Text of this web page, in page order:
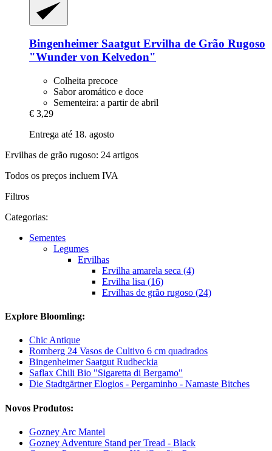
Bingenheimer Saatgut Ervilha de Grão Rugoso
"Wunder von Kelvedon"
Colheita precoce
Sabor aromático e doce
Sementeira: a partir de abril
€ 3,29
Entrega até 18. agosto
Ervilhas de grão rugoso: 24 artigos
Todos os preços incluem IVA
Filtros
Categorias:
Sementes
Legumes
Ervilhas
Ervilha amarela seca (4)
Ervilha lisa (16)
Ervilhas de grão rugoso (24)
Explore Bloomling:
Chic Antique
Romberg 24 Vasos de Cultivo 6 cm quadrados
Bingenheimer Saatgut Rudbeckia
Saflax Chili Bio "Sigaretta di Bergamo"
Die Stadtgärtner Elogios - Pergaminho - Namaste Bitches
Novos Produtos:
Gozney Arc Mantel
Gozney Adventure Stand per Tread - Black